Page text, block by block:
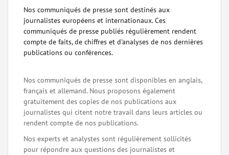
Nos communiqués de presse sont destinés aux
journalistes européens et internationaux. Ces
communiqués de presse publiés régulièrement rendent
compte de faits, de chiffres et d'analyses de nos dernières
publications ou conférences.
Nos communiqués de presse sont disponibles en anglais,
français et allemand. Nous proposons également
gratuitement des copies de nos publications aux
journalistes qui citent notre travail dans leurs articles ou
rendent compte de nos publications.
Nos experts et analystes sont régulièrement sollicités
pour répondre aux questions des journalistes et